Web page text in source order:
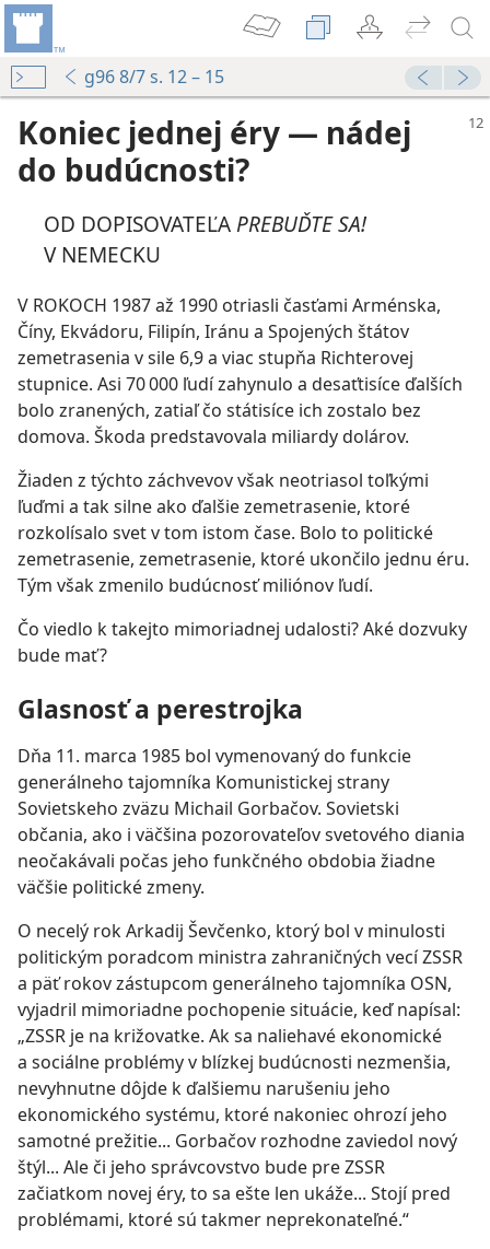
g96 8/7 s. 12 – 15
Koniec jednej éry — nádej
do budúcnosti?
OD DOPISOVATEĽAPREBUĎTE SA!
V NEMECKU
V ROKOCH 1987 až 1990 otriasli časťami Arménska,
Číny, Ekvádoru, Filipín, Iránu a Spojených štátov
zemetrasenia v sile 6,9 a viac stupňa Richterovej
stupnice. Asi 70 000 ľudí zahynulo a desaťtisíce ďalších
bolo zranených, zatiaľ čo státisíce ich zostalo bez
domova. Škoda predstavovala miliardy dolárov.
Žiaden z týchto záchvevov však neotriasol toľkými
ľuďmi a tak silne ako ďalšie zemetrasenie, ktoré
rozkolísalo svet v tom istom čase. Bolo to politické
zemetrasenie, zemetrasenie, ktoré ukončilo jednu éru.
Tým však zmenilo budúcnosť miliónov ľudí.
Čo viedlo k takejto mimoriadnej udalosti? Aké dozvuky
bude mať?
Glasnosť a perestrojka
Dňa 11. marca 1985 bol vymenovaný do funkcie
generálneho tajomníka Komunistickej strany
Sovietskeho zväzu Michail Gorbačov. Sovietski
občania, ako i väčšina pozorovateľov svetového diania
neočakávali počas jeho funkčného obdobia žiadne
väčšie politické zmeny.
O necelý rok Arkadij Ševčenko, ktorý bol v minulosti
politickým poradcom ministra zahraničných vecí ZSSR
a päť rokov zástupcom generálneho tajomníka OSN,
vyjadril mimoriadne pochopenie situácie, keď napísal:
„ZSSR je na križovatke. Ak sa naliehavé ekonomické
a sociálne problémy v blízkej budúcnosti nezmenšia,
nevyhnutne dôjde k ďalšiemu narušeniu jeho
ekonomického systému, ktoré nakoniec ohrozí jeho
samotné prežitie... Gorbačov rozhodne zaviedol nový
štýl... Ale či jeho správcovstvo bude pre ZSSR
začiatkom novej éry, to sa ešte len ukáže... Stojí pred
problémami, ktoré sú takmer neprekonateľné.“